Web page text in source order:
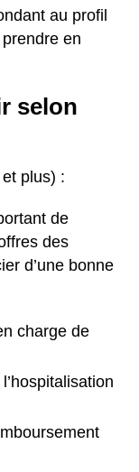
au profil
en
selon
plus) :
de
des
d’une bonne
charge de